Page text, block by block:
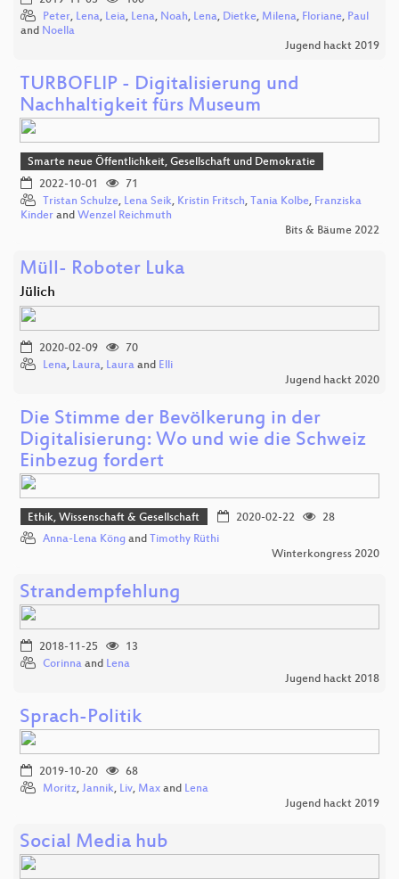
Peter, Lena, Leia, Lena, Noah, Lena, Dietke, Milena, Floriane, Paul
and Noella
Jugend hackt 2019
TURBOFLIP - Digitalisierung und
Nachhaltigkeit fürs Museum
Smarte neue Öffentlichkeit, Gesellschaft und Demokratie
2022-10-01
71
Tristan Schulze, Lena Seik, Kristin Fritsch, Tania Kolbe, Franziska
Kinder and Wenzel Reichmuth
Bits & Bäume 2022
Müll- Roboter Luka
Jülich
2020-02-09
70
Lena, Laura, Laura and Elli
Jugend hackt 2020
Die Stimme der Bevölkerung in der
Digitalisierung: Wo und wie die Schweiz
Einbezug fordert
Ethik, Wissenschaft & Gesellschaft 2020-02-22
28
Anna-Lena Köng and Timothy Rüthi
Winterkongress 2020
Strandempfehlung
2018-11-25
13
Corinna and Lena
Jugend hackt 2018
Sprach-Politik
2019-10-20
68
Moritz, Jannik, Liv, Max and Lena
Jugend hackt 2019
Social Media hub